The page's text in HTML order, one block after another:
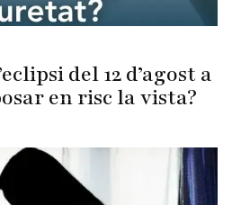
del 12 d’agost a
en risc la vista?